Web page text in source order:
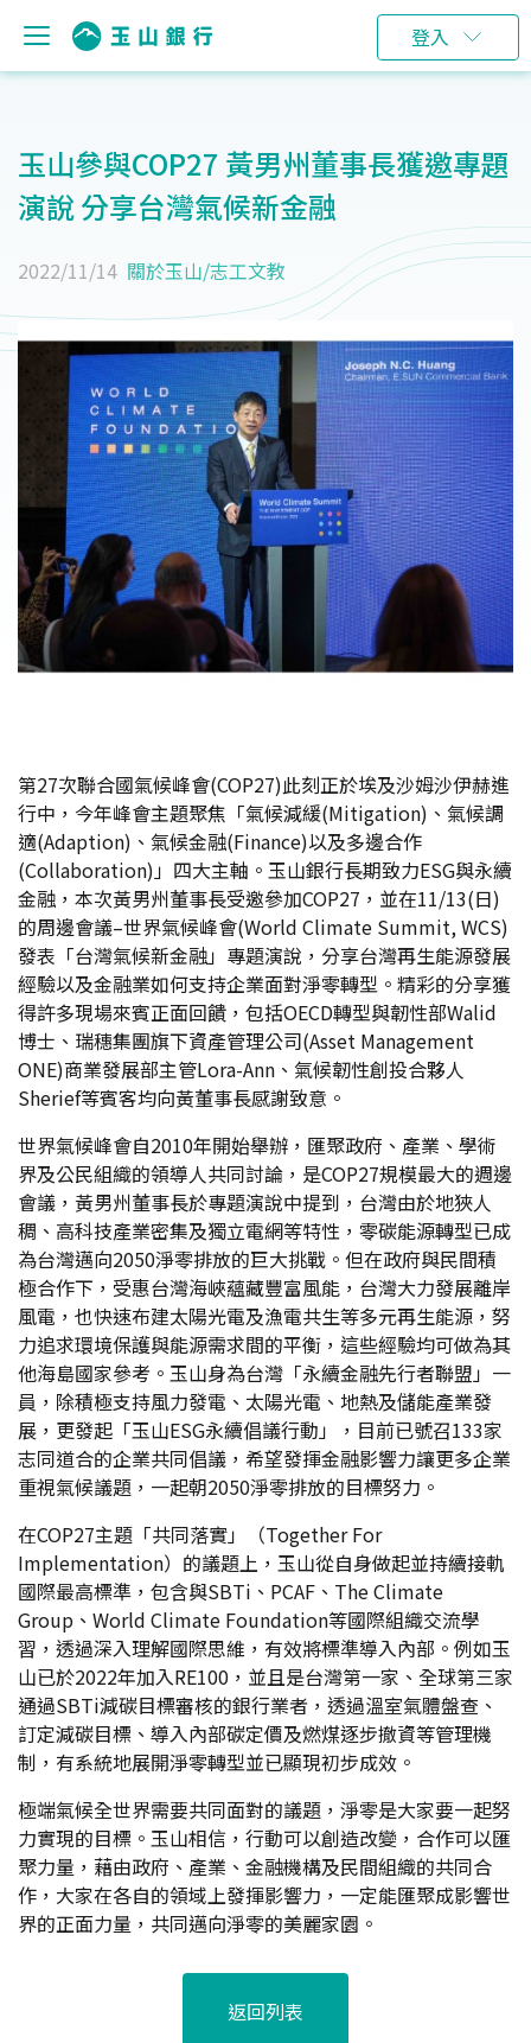
登入
玉山參與COP27 黃男州董事長獲邀專題
演說 分享台灣氣候新金融
2022/11/14 關於玉山/志工文教
第27次聯合國氣候峰會(COP27)此刻正於埃及沙姆沙伊赫進
行中，今年峰會主題聚焦「氣候減緩(Mitigation)、氣候調
適(Adaption)、氣候金融(Finance)以及多邊合作
(Collaboration)」四大主軸。玉山銀行長期致力ESG與永續
金融，本次黃男州董事長受邀參加COP27，並在11/13(日)
的周邊會議–世界氣候峰會(World Climate Summit, WCS)
發表「台灣氣候新金融」專題演說，分享台灣再生能源發展
經驗以及金融業如何支持企業面對淨零轉型。精彩的分享獲
得許多現場來賓正面回饋，包括OECD轉型與韌性部Walid
博士、瑞穗集團旗下資產管理公司(Asset Management
ONE)商業發展部主管Lora-Ann、氣候韌性創投合夥人
Sherief等賓客均向黃董事長感謝致意。
世界氣候峰會自2010年開始舉辦，匯聚政府、產業、學術
界及公民組織的領導人共同討論，是COP27規模最大的週邊
會議，黃男州董事長於專題演說中提到，台灣由於地狹人
稠、高科技產業密集及獨立電網等特性，零碳能源轉型已成
為台灣邁向2050淨零排放的巨大挑戰。但在政府與民間積
極合作下，受惠台灣海峽蘊藏豐富風能，台灣大力發展離岸
風電，也快速布建太陽光電及漁電共生等多元再生能源，努
力追求環境保護與能源需求間的平衡，這些經驗均可做為其
他海島國家參考。玉山身為台灣「永續金融先行者聯盟」一
員，除積極支持風力發電、太陽光電、地熱及儲能產業發
展，更發起「玉山ESG永續倡議行動」，目前已號召133家
志同道合的企業共同倡議，希望發揮金融影響力讓更多企業
重視氣候議題，一起朝2050淨零排放的目標努力。
在COP27主題「共同落實」（Together For
Implementation）的議題上，玉山從自身做起並持續接軌
國際最高標準，包含與SBTi、PCAF、The Climate
Group、World Climate Foundation等國際組織交流學
習，透過深入理解國際思維，有效將標準導入內部。例如玉
山已於2022年加入RE100，並且是台灣第一家、全球第三家
通過SBTi減碳目標審核的銀行業者，透過溫室氣體盤查、
訂定減碳目標、導入內部碳定價及燃煤逐步撤資等管理機
制，有系統地展開淨零轉型並已顯現初步成效。
極端氣候全世界需要共同面對的議題，淨零是大家要一起努
力實現的目標。玉山相信，行動可以創造改變，合作可以匯
聚力量，藉由政府、產業、金融機構及民間組織的共同合
作，大家在各自的領域上發揮影響力，一定能匯聚成影響世
界的正面力量，共同邁向淨零的美麗家園。
返回列表